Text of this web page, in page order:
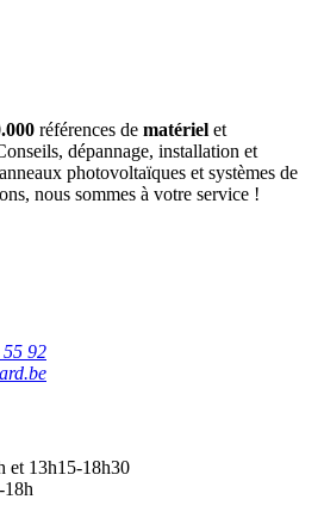
références de matériel et
dépannage, installation et
photovoltaïques et systèmes de
nous sommes à votre service !
92
et 13h15-18h30
18h